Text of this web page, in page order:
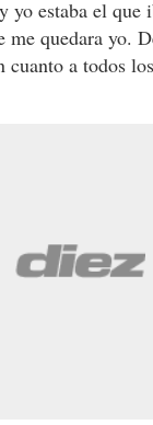
yo estaba el que
quedara yo.
cuanto a todos